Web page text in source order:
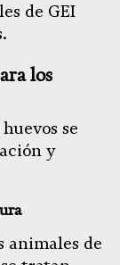
de GEI
los
se
y
animales de